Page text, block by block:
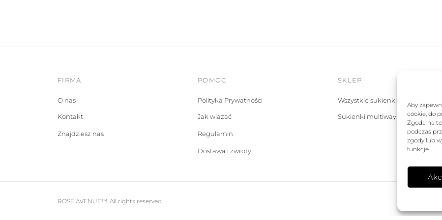
Aby
cookie, do
Zgoda na
podczas
zgody lub
funkcje.
FIRMA
O nas
Kontakt
Znajdziesz nas
POMOC
Polityka Prywatności
Jak wiązać
Regulamin
Dostawa i zwroty
SKLEP
Wszystkie sukienki
Sukienki multiway
ROSE AVENUE™. All rights reserved